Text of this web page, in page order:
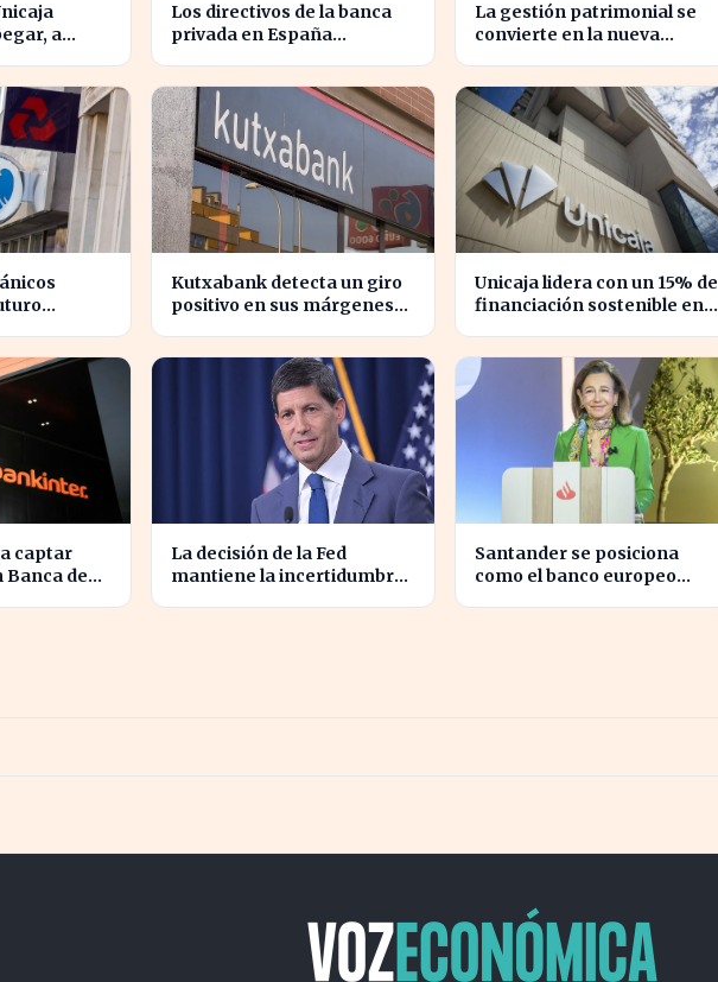
a
Los directivos de la banca
privada en España
La gestión patrimonial se
convierte en la nueva
Kutxabank detecta un giro
positivo en sus márgenes
Unicaja lidera con un 15% de
financiación sostenible en
captar
Banca de
La decisión de la Fed
mantiene la incertidumbre
Santander se posiciona
como el banco europeo